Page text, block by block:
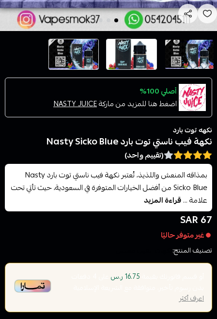
أصلي 100%
اضغط هنا للمزيد من ماركةNASTY JUICE
نكهه توت بارد
نكهة فيب ناستي توت بارد Nasty Sicko Blue
(تقييم واحد)
بمذاقه المنعش واللذيذ، تُعتبر نكهة فيب ناستي توت بارد Nasty
Sicko Blue من أفضل الخيارات المتوفرة في السعودية، حيث تأتي تحت
علامة ...قراءة المزيد
67 SAR
غير متوفر حاليًا
تصنيف المنتج:
16.75 ر.س
اعرف أكثر